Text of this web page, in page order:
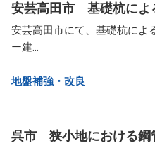
安芸高田市 基礎杭に
安芸高田市にて、基礎杭によ
ー建...
地盤補強・改良​
呉市 狭小地における鋼